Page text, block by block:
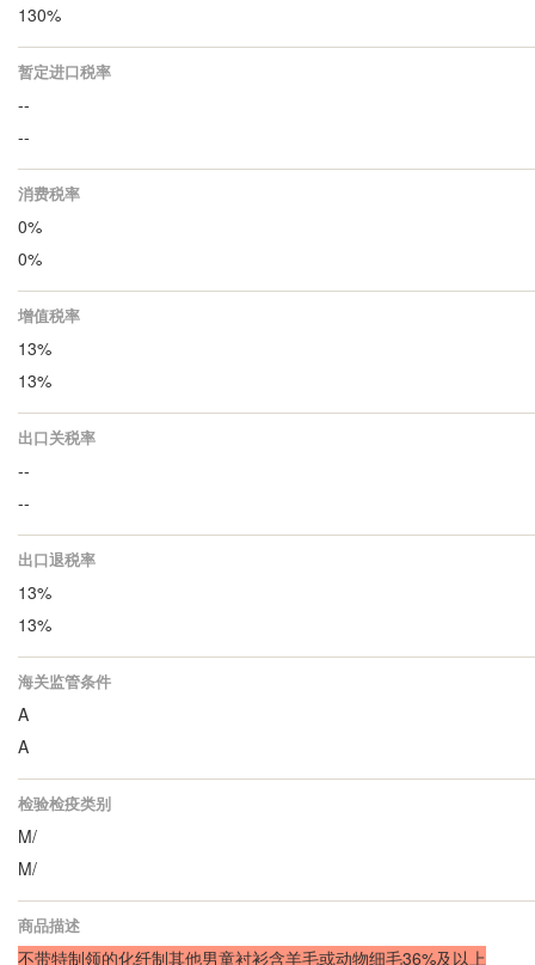
130%
暂定进口税率
--
--
消费税率
0%
0%
增值税率
13%
13%
出口关税率
--
--
出口退税率
13%
13%
海关监管条件
A
A
检验检疫类别
M/
M/
商品描述
不带特制领的化纤制其他男童衬衫含羊毛或动物细毛36%及以上